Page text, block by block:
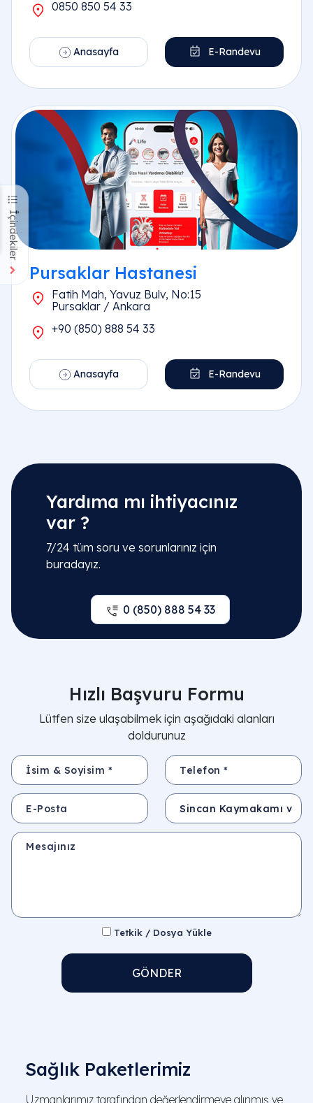
İçindekiler
0850 850 54 33
Anasayfa E-Randevu
Pursaklar Hastanesi
Fatih Mah, Yavuz Bulv, No:15
Pursaklar / Ankara
+90 (850) 888 54 33
Anasayfa E-Randevu
Yardıma mı ihtiyacınız
var ?
7/24 tüm soru ve sorunlarınız için
buradayız.
0 (850) 888 54 33
Hızlı Başvuru Formu
Lütfen size ulaşabilmek için aşağıdaki alanları
doldurunuz
İsim & Soyisim * Telefon *
E-Posta Konu
Mesajınız
Tetkik / Dosya Yükle
GÖNDER
Sağlık Paketlerimiz
Uzmanlarımız tarafından değerlendirmeye alınmış ve